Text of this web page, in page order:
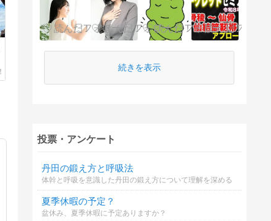
続きを表示
投票・アンケート
丹田の鍛え方と呼吸法
体幹と呼吸を意識した丹田の鍛え方について理解を深める
夏季休暇の予定？
盆休み、夏季休暇に予定ありますか？